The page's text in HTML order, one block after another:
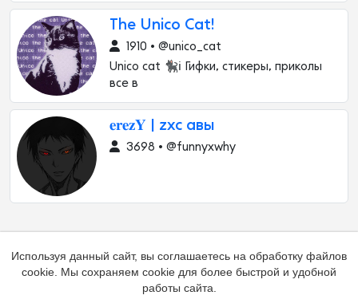
The Unico Cat!
1910 • @unico_cat
Unico cat 🐈‍⬛ℹ️ Гифки, стикеры, приколы
все в
𝐞𝐫𝐞𝐳𝐘 | zxc авы
3698 • @funnyxwhy
Используя данный сайт, вы соглашаетесь на обработку файлов
cookie. Мы сохраняем cookie для более быстрой и удобной
работы сайта.